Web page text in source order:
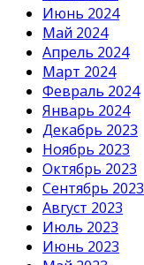
Июнь 2024
Май 2024
Апрель 2024
Март 2024
Февраль 2024
Январь 2024
Декабрь 2023
Ноябрь 2023
Октябрь 2023
Сентябрь 2023
Август 2023
Июль 2023
Июнь 2023